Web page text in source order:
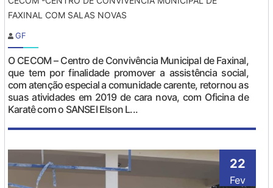
FAXINAL COM SALAS NOVAS
GF
O CECOM – Centro de Convivência Municipal de Faxinal,
que tem por finalidade promover a assistência social,
com atenção especial a comunidade carente, retornou as
suas atividades em 2019 de cara nova, com Oficina de
Karatê com o SANSEI Elson L...
22
Fev